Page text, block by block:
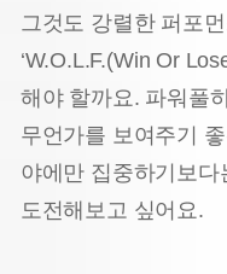
그것도 강렬한 퍼포
‘W.O.L.F.(Win Or
해야 할까요. 파워풀
무언가를 보여주기
야에만 집중하기보다
도전해보고 싶어요.